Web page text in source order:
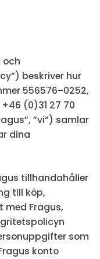
och
beskriver hur
556576–0252,
(0)31 27 70
”vi”) samlar
dina
tillhandahåller
till köp,
med Fragus,
som
konto